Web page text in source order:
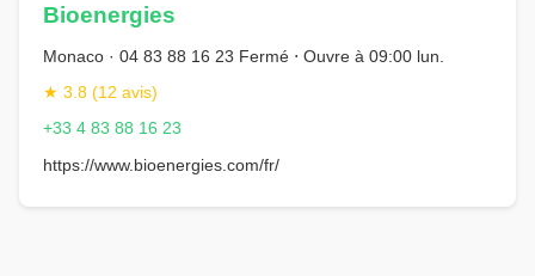
Bioenergies
Monaco · 04 83 88 16 23 Fermé ⋅ Ouvre à 09:00 lun.
★ 3.8 (12 avis)
+33 4 83 88 16 23
https://www.bioenergies.com/fr/